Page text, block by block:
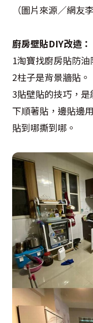
（圖片來源／網友
廚房壁貼DIY改造：
1淘寶找廚房貼防油
2柱子是背景牆貼。
3貼壁貼的技巧，
下順著貼，邊貼邊
貼到哪撕到哪。